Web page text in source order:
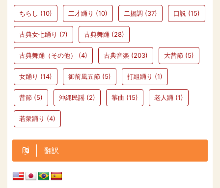
ちらし (10) 二才踊り (10) 二揚調 (37) 口説 (15)
古典女七踊り (7) 古典舞踊 (28)
古典舞踊（その他） (4) 古典音楽 (203) 大昔節 (5)
女踊り (14) 御前風五節 (5) 打組踊り (1)
昔節 (5) 沖縄民謡 (2) 箏曲 (15) 老人踊 (1)
若衆踊り (4)
翻訳